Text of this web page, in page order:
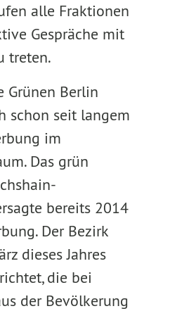
alle Fraktionen
Gespräche mit
treten.
Grünen Berlin
schon seit langem
im
Das grün
bereits 2014
Der Bezirk
dieses Jahres
die bei
der Bevölkerung